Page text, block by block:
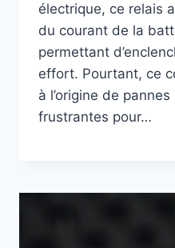
électrique, ce relais
du courant de la
permettant
effort. Pourtant, ce
à l’origine de
frustrantes pour…